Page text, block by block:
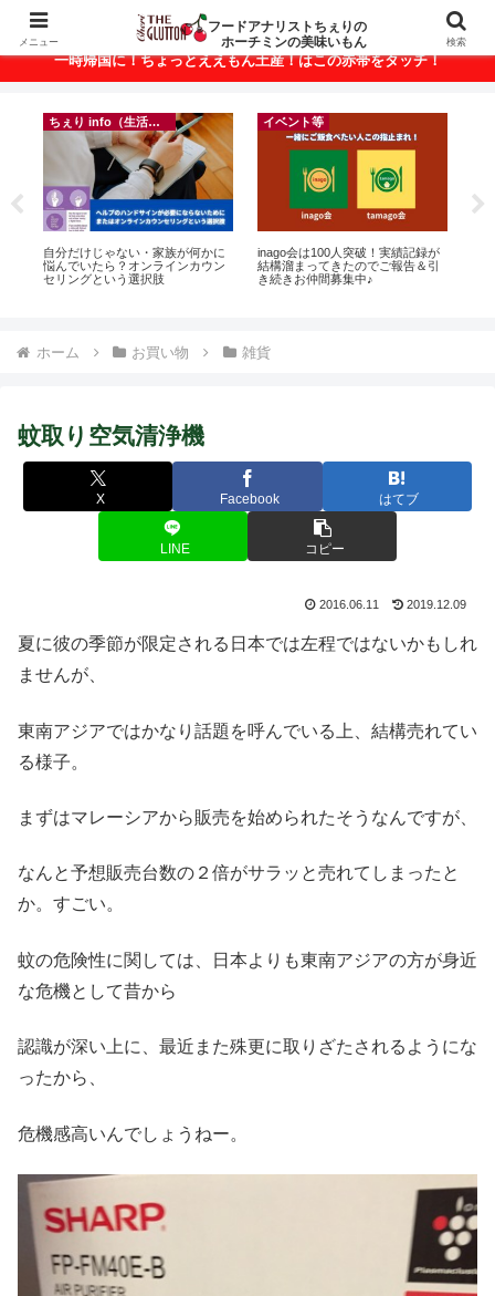
ベトナム・ホーチミンの美味いもんが満載！
一時帰国に！ちょっとええもん土産！はこの赤帯をタッチ！
ちぇり info（生活情報）
自分だけじゃない・家族が何かに
悩んでいたら？オンラインカウン
セリングという選択肢
イベント等
inago会は100人突破！実績記録が
結構溜まってきたのでご報告＆引
き続きお仲間募集中♪
ホーム お買い物 雑貨
蚊取り空気清浄機
X Facebook はてブ
LINE コピー
2016.06.11 2019.12.09
夏に彼の季節が限定される日本では左程ではないかもしれ
ませんが、
東南アジアではかなり話題を呼んでいる上、結構売れてい
る様子。
まずはマレーシアから販売を始められたそうなんですが、
なんと予想販売台数の２倍がサラッと売れてしまったと
か。すごい。
蚊の危険性に関しては、日本よりも東南アジアの方が身近
な危機として昔から
認識が深い上に、最近また殊更に取りざたされるようにな
ったから、
危機感高いんでしょうねー。
メニュー
フードアナリストちぇりの
ホーチミンの美味いもん
検索